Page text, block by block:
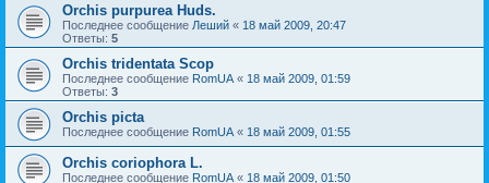
Orchis purpurea Huds.
Последнее сообщение Леший « 18 май 2009, 20:47
Ответы: 5
Orchis tridentata Scop
Последнее сообщение RomUA « 18 май 2009, 01:59
Ответы: 3
Orchis picta
Последнее сообщение RomUA « 18 май 2009, 01:55
Orchis coriophora L.
Последнее сообщение RomUA « 18 май 2009, 01:50